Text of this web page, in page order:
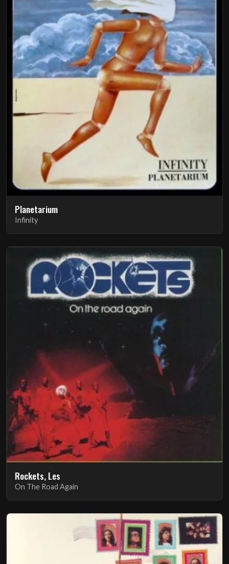
Planetarium
Infinity
Rockets, Les
On The Road Again